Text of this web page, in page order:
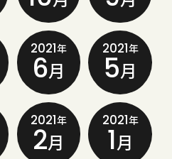
2021年
6月
2021年
5月
2021年
2月
2021年
1月